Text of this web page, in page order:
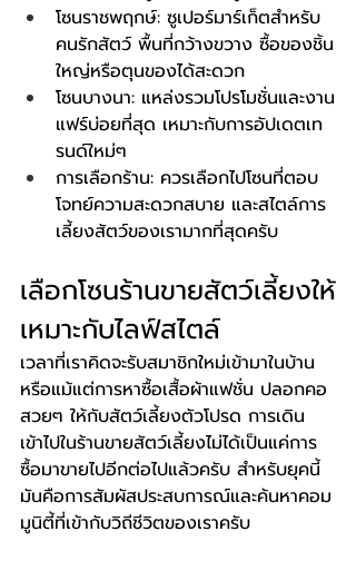
โซนราชพฤกษ์: ซูเปอร์มาร์เก็ตสำหรับ
คนรักสัตว์ พื้นที่กว้างขวาง ซื้อของชิ้น
ใหญ่หรือตุนของได้สะดวก
โซนบางนา: แหล่งรวมโปรโมชั่นและงาน
แฟร์บ่อยที่สุด เหมาะกับการอัปเดตเท
รนด์ใหม่ๆ
การเลือกร้าน: ควรเลือกไปโซนที่ตอบ
โจทย์ความสะดวกสบาย และสไตล์การ
เลี้ยงสัตว์ของเรามากที่สุดครับ
เลือกโซนร้านขายสัตว์เลี้ยงให้
เหมาะกับไลฟ์สไตล์
เวลาที่เราคิดจะรับสมาชิกใหม่เข้ามาในบ้าน
หรือแม้แต่การหาซื้อเสื้อผ้าแฟชั่น ปลอกคอ
สวยๆ ให้กับสัตว์เลี้ยงตัวโปรด การเดิน
เข้าไปในร้านขายสัตว์เลี้ยงไม่ได้เป็นแค่การ
ซื้อมาขายไปอีกต่อไปแล้วครับ สำหรับยุคนี้
มันคือการสัมผัสประสบการณ์และค้นหาคอม
มูนิตี้ที่เข้ากับวิถีชีวิตของเราครับ